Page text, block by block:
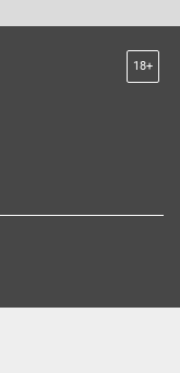
18+